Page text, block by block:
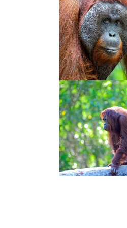
УВЕЛИЧИ
УВЕЛИЧИ